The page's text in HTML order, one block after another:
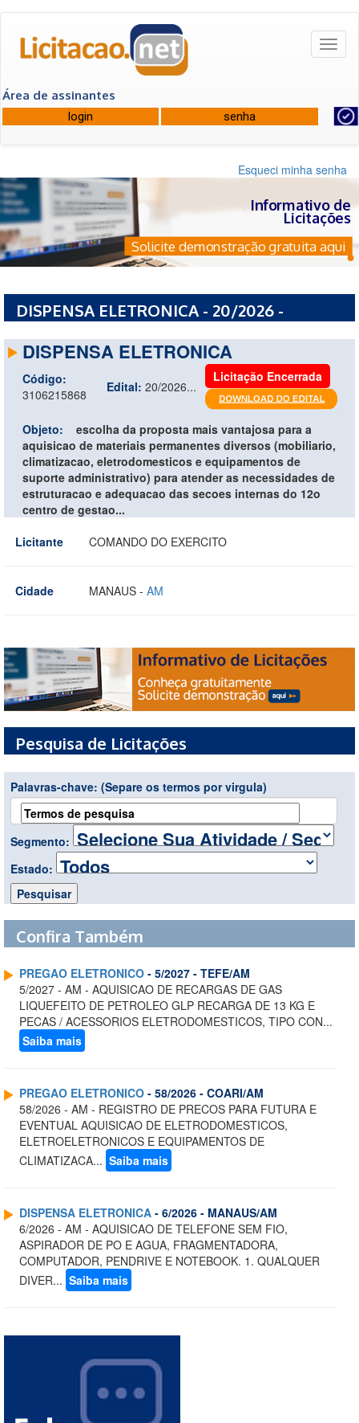
Área de assinantes
Esqueci minha senha
Informativo de
Licitações
Solicite demonstração gratuita aqui
DISPENSA ELETRONICA - 20/2026 -
DISPENSA ELETRONICA
Código:
3106215868
Edital: 20/2026...
Licitação Encerrada
Objeto:
escolha da proposta mais vantajosa para a
aquisicao de materiais permanentes diversos (mobiliario,
climatizacao, eletrodomesticos e equipamentos de
suporte administrativo) para atender as necessidades de
estruturacao e adequacao das secoes internas do 12o
centro de gestao...
Licitante
COMANDO DO EXERCITO
Cidade MANAUS - AM
Pesquisa de Licitações
Palavras-chave: (Separe os termos por virgula)
Segmento:
Estado:
Confira Também
PREGAO ELETRONICO - 5/2027 - TEFE/AM
5/2027 - AM - AQUISICAO DE RECARGAS DE GAS
LIQUEFEITO DE PETROLEO GLP RECARGA DE 13 KG E
PECAS / ACESSORIOS ELETRODOMESTICOS, TIPO CON...
Saiba mais
PREGAO ELETRONICO - 58/2026 - COARI/AM
58/2026 - AM - REGISTRO DE PRECOS PARA FUTURA E
EVENTUAL AQUISICAO DE ELETRODOMESTICOS,
ELETROELETRONICOS E EQUIPAMENTOS DE
CLIMATIZACA... Saiba mais
DISPENSA ELETRONICA - 6/2026 - MANAUS/AM
6/2026 - AM - AQUISICAO DE TELEFONE SEM FIO,
ASPIRADOR DE PO E AGUA, FRAGMENTADORA,
COMPUTADOR, PENDRIVE E NOTEBOOK. 1. QUALQUER
DIVER... Saiba mais